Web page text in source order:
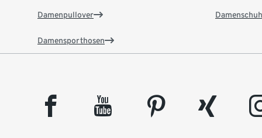
Damenpullover
Damensporthosen
facebook youtube pinterest xing